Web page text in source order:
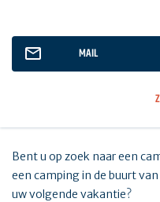
MAIL
Bent u op zoek naar een
een camping in de buurt
uw volgende vakantie?